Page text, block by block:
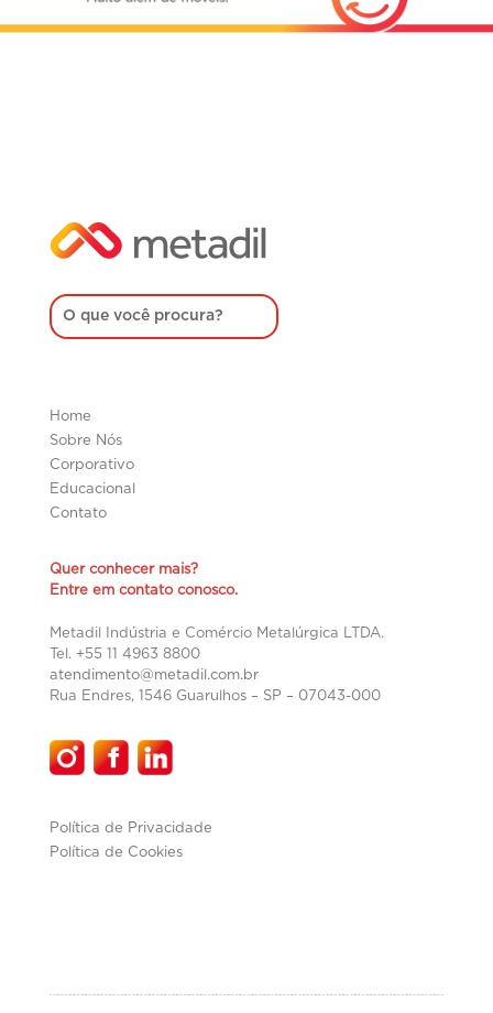
Home
Sobre Nós
Corporativo
Educacional
Contato
Quer conhecer mais?
Entre em contato conosco.
Metadil Indústria e Comércio Metalúrgica LTDA.
Tel. +55 11 4963 8800
atendimento@metadil.com.br
Rua Endres, 1546 Guarulhos – SP – 07043-000
Política de Privacidade
Política de Cookies